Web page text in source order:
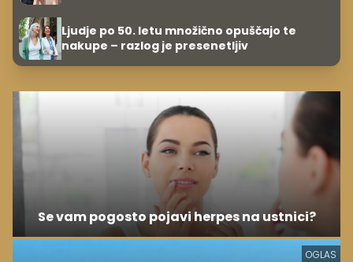
Ljudje po 50. letu množično opuščajo te
nakupe – razlog je presenetljiv
Se vam pogosto pojavi herpes na ustnici?
OGLAS